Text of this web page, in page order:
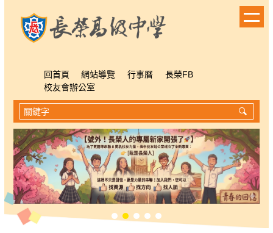
回首頁 網站導覽 行事曆
長榮FB
校友會辦公室